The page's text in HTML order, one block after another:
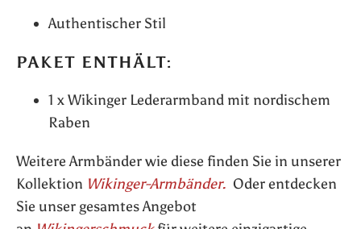
Authentischer Stil
PAKET ENTHÄLT:
1 x Wikinger Lederarmband mit nordischem
Raben
Weitere Armbänder wie diese finden Sie in unserer
Kollektion Wikinger-Armbänder. Oder entdecken
Sie unser gesamtes Angebot